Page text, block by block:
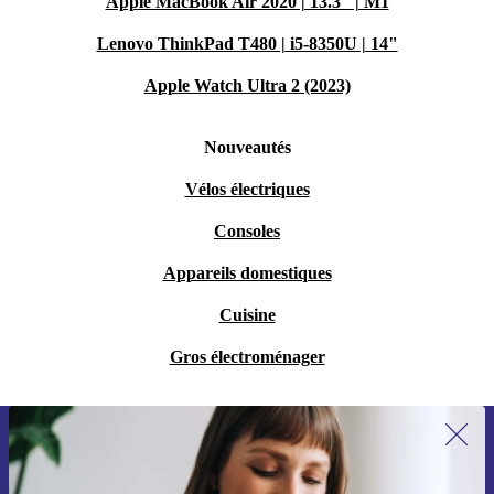
Lenovo ThinkPad T480 | i5-8350U | 14"
Apple Watch Ultra 2 (2023)
Nouveautés
Vélos électriques
Consoles
Appareils domestiques
Cuisine
Gros électroménager
Recevoir offres et infos de refurbed
par mail